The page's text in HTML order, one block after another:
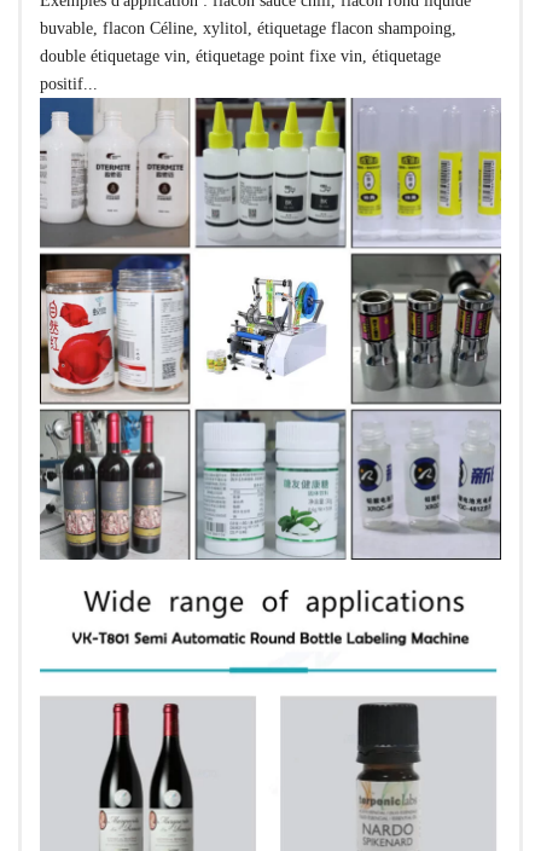
buvable, flacon Céline, xylitol, étiquetage flacon shampoing,
double étiquetage vin, étiquetage point fixe vin, étiquetage
positif...